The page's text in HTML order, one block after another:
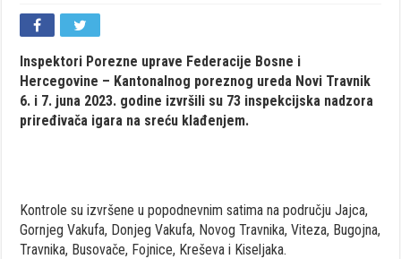
Inspektori Porezne uprave Federacije Bosne i
Hercegovine – Kantonalnog poreznog ureda Novi Travnik
6. i 7. juna 2023. godine izvršili su 73 inspekcijska nadzora
priređivača igara na sreću klađenjem.
Kontrole su izvršene u popodnevnim satima na području Jajca,
Gornjeg Vakufa, Donjeg Vakufa, Novog Travnika, Viteza, Bugojna,
Travnika, Busovače, Fojnice, Kreševa i Kiseljaka.